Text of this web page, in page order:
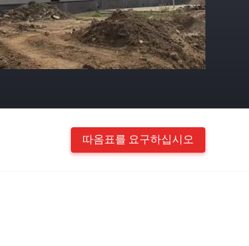
따옴표를 요구하십시오